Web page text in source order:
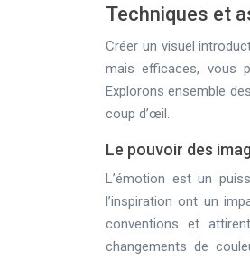
Techniques et
Créer un visuel
mais efficaces, vous
Explorons ensemble
coup d’œil.
Le pouvoir des
L’émotion est un
l’inspiration ont un
conventions et
changements de